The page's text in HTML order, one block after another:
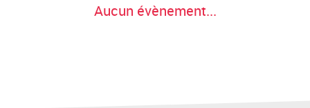
Aucun évènement...